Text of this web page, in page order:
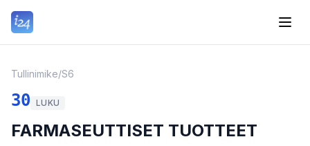
Tullinimike/S6
30 LUKU
FARMASEUTTISET TUOTTEET